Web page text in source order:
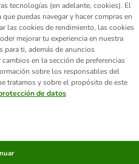
en la mayoría de los
la tienda online zooplus del
cliente ya registrado, puedes
más cómoda y
relevante de la tienda
con todos los países en los que
tecnologías (en adelante, cookies). El
puedas navegar y hacer compras en
las cookies de rendimiento, las cookies
mejorar tu experiencia en nuestra
ti, además de anuncios
en la sección de preferencias
sobre los responsables del
tratamos y sobre el propósito de este
de datos